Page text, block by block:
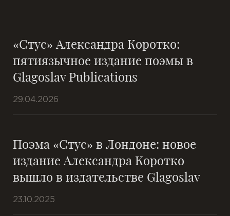
«Стус» Александра Коротко:
пятиязычное издание поэмы в
Glagoslav Publications
29.04.2026
Поэма «Стус» в Лондоне: новое
издание Александра Коротко
вышло в издательстве Glagoslav
23.10.2025